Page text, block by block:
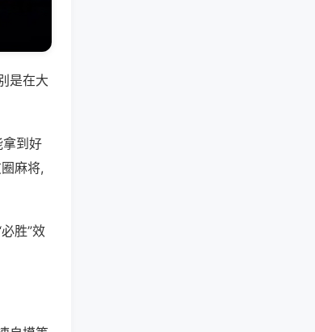
是在大
到好
麻将,
胜”效